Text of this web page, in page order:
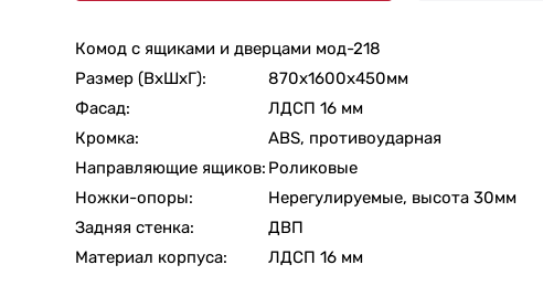
Комод с ящиками и дверцами мод-218
Размер (ВхШхГ):
870х1600х450мм
Фасад:
ЛДСП 16 мм
Кромка:
ABS, противоударная
Направляющие ящиков: Роликовые
Ножки-опоры:
Нерегулируемые, высота 30мм
Задняя стенка:
ДВП
Материал корпуса:
ЛДСП 16 мм